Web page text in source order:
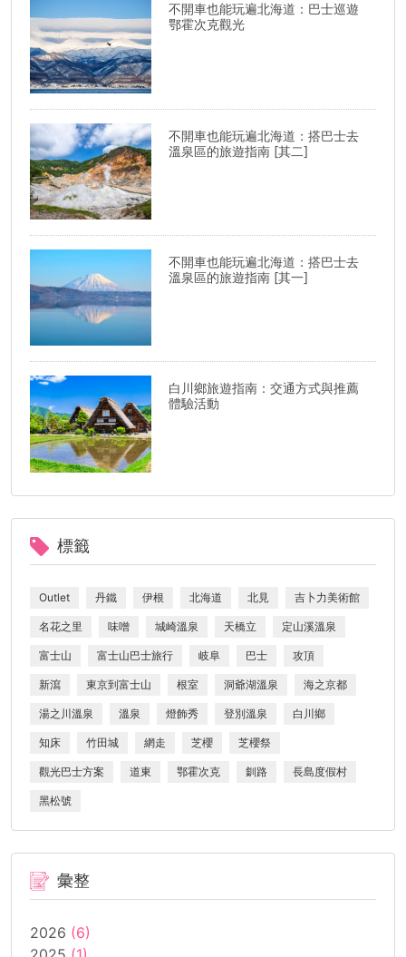
不開車也能玩遍北海道：巴士巡遊
鄂霍次克觀光
不開車也能玩遍北海道：搭巴士去
溫泉區的旅遊指南 [其二]
不開車也能玩遍北海道：搭巴士去
溫泉區的旅遊指南 [其一]
白川鄉旅遊指南：交通方式與推薦
體驗活動
標籤
Outlet 丹鐵 伊根 北海道 北見 吉卜力美術館
名花之里 味噌 城崎溫泉 天橋立 定山溪溫泉
富士山 富士山巴士旅行 岐阜 巴士 攻頂
新瀉 東京到富士山 根室 洞爺湖溫泉 海之京都
湯之川溫泉 溫泉 燈飾秀 登別溫泉 白川鄉
知床 竹田城 網走 芝櫻 芝櫻祭
觀光巴士方案 道東 鄂霍次克 釧路 長島度假村
黑松號
彙整
2026 (6)